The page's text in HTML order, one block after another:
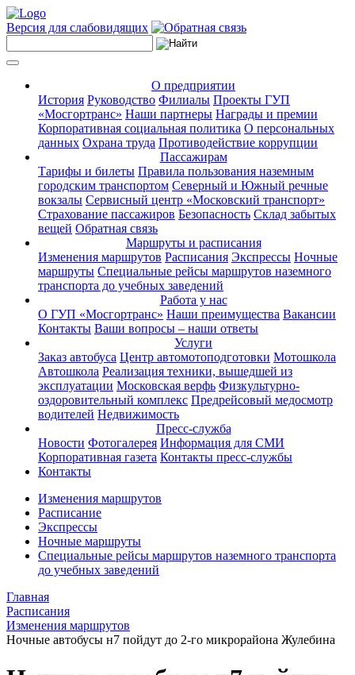
Версия для слабовидящих
О предприятии
История Руководство Филиалы Проекты ГУП
«Мосгортранс» Наши партнеры Награды и премии
Корпоративная социальная политика О персональных
данных Охрана труда Противодействие коррупции
Пассажирам
Тарифы и билеты Правила пользования наземным
городским транспортом Северный и Южный речные
вокзалы Сервисный центр «Московский транспорт»
Страхование пассажиров Безопасность Склад забытых
вещей Обратная связь
Маршруты и расписания
Изменения маршрутов Расписания Экспрессы Ночные
маршруты Специальные рейсы маршрутов наземного
транспорта до учебных заведений
Работа у нас
О ГУП «Мосгортранс» Наши преимущества Вакансии
Контакты Ваши вопросы – наши ответы
Услуги
Заказ автобуса Центр автомотоподготовки Мотошкола
Автошкола Реализация техники, вышедшей из
эксплуатации Московская верфь Физкультурно-
оздоровительный комплекс Предрейсовый медосмотр
водителей Недвижимость
Пресс-служба
Новости Фотогалерея Информация для СМИ
Корпоративная газета Контакты пресс-службы
Контакты
Изменения маршрутов
Расписание
Экспрессы
Ночные маршруты
Специальные рейсы маршрутов наземного транспорта
до учебных заведений
Главная
Расписания
Изменения маршрутов
Ночные автобусы н7 пойдут до 2-го микрорайона Жулебина